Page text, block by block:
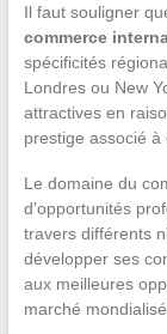
Il faut souligner
commerce
spécificités
Londres ou New
attractives en
prestige associé à
Le domaine du
d’opportunités
travers différents
développer ses
aux meilleures
marché mondialisé.